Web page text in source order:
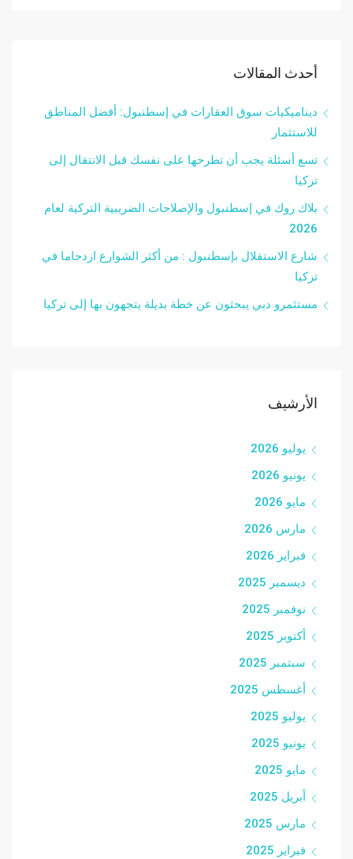
أحدث المقالات
ديناميكيات سوق العقارات في إسطنبول: أفضل المناطق
للاستثمار
تسع أسئلة يجب أن تطرحها على نفسك قبل الانتقال إلى
تركيا
بلاك روك في إسطنبول والإصلاحات الضريبية التركية لعام
2026
شارع الاستقلال بإسطنبول : من أكثر الشوارع ازدحاما في
تركيا
مستثمرو دبي يبحثون عن خطة بديلة يتجهون بها إلى تركيا
الأرشيف
يوليو 2026
يونيو 2026
مايو 2026
مارس 2026
فبراير 2026
ديسمبر 2025
نوفمبر 2025
أكتوبر 2025
سبتمبر 2025
أغسطس 2025
يوليو 2025
يونيو 2025
مايو 2025
أبريل 2025
مارس 2025
فبراير 2025